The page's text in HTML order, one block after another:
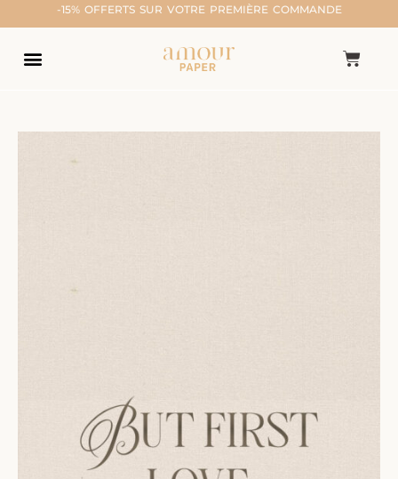
-15% OFFERTS SUR VOTRE PREMIÈRE COMMANDE